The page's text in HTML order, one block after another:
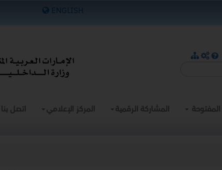
ENGLISH
المفتوحة المشاركة الرقمية المركز الإعلامي اتصل بنا